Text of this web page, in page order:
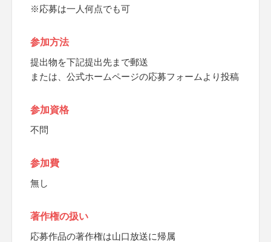
※応募は一人何点でも可
参加方法
提出物を下記提出先まで郵送
または、公式ホームページの応募フォームより投稿
参加資格
不問
参加費
無し
著作権の扱い
応募作品の著作権は山口放送に帰属